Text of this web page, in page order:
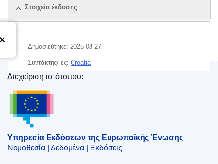
Στοιχεία έκδοσης
Δημοσιεύτηκε: 2025-08-27
Συντάκτης/-ες: Croatia
CELEX : 72024L1226HRV_202504692
Υπηρεσία Εκδόσεων της Ευρωπαϊκής Ένωσης
Διαχείριση ιστότοπου:
Υπηρεσία Εκδόσεων της Ευρωπαϊκής Ένωσης
Νομοθεσία | Δεδομένα | Εκδόσεις